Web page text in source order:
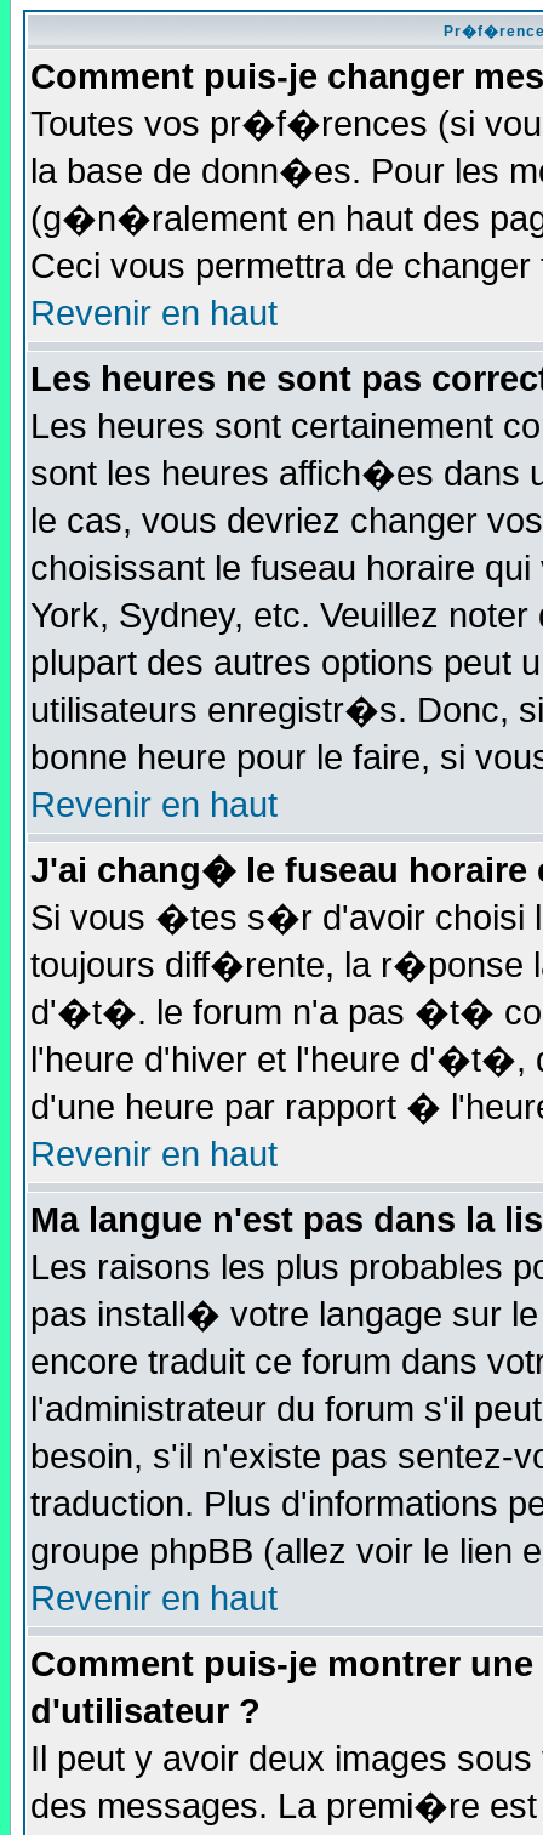
Comment puis-je changer
Toutes vos pr�f�rences (si
la base de donn�es. Pour les
(g�n�ralement en haut des
Ceci vous permettra de
Revenir en haut
Les heures ne sont pas
Les heures sont certainement
sont les heures affich�es dans
le cas, vous devriez changer
choisissant le fuseau horaire
York, Sydney, etc. Veuillez
plupart des autres options
utilisateurs enregistr�s. Donc,
bonne heure pour le faire, si
Revenir en haut
J'ai chang� le fuseau horaire
Si vous �tes s�r d'avoir choisi
toujours diff�rente, la r�ponse
d'�t�. le forum n'a pas �t�
l'heure d'hiver et l'heure
d'une heure par rapport �
Revenir en haut
Ma langue n'est pas dans la
Les raisons les plus probables
pas install� votre langage sur
encore traduit ce forum dans
l'administrateur du forum s'il
besoin, s'il n'existe pas sentez-
traduction. Plus d'informations
groupe phpBB (allez voir le lien
Revenir en haut
Comment puis-je montrer
d'utilisateur ?
Il peut y avoir deux images
des messages. La premi�re